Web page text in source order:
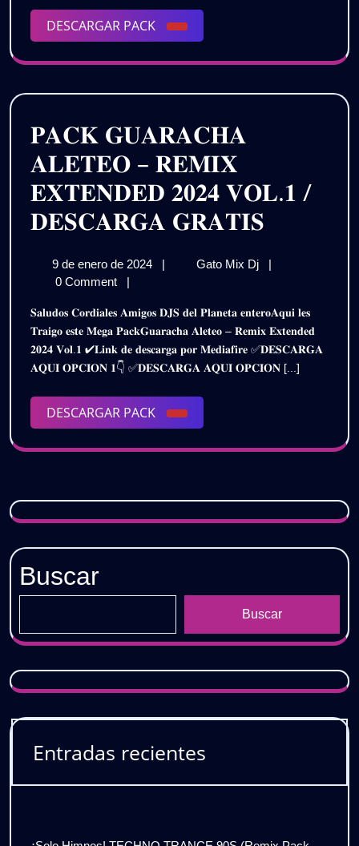
𝗩𝗢𝗟.𝟱
|
𝗗𝗘𝗦𝗖𝗔𝗥𝗚𝗔
𝗚𝗥𝗔𝗧𝗜𝗦
DESCARGAR PACK
DESCARGAR
PACK
𝐏𝐀𝐂𝐊 𝐆𝐔𝐀𝐑𝐀𝐂𝐇𝐀
𝐀𝐋𝐄𝐓𝐄𝐎 – 𝐑𝐄𝐌𝐈𝐗
𝐄𝐗𝐓𝐄𝐍𝐃𝐄𝐃 𝟐𝟎𝟐𝟒 𝐕𝐎𝐋.𝟏 /
𝐃𝐄𝐒𝐂𝐀𝐑𝐆𝐀 𝐆𝐑𝐀𝐓𝐈𝐒
–
𝐑𝐄𝐌𝐈𝐗
/
𝐆𝐑𝐀𝐓𝐈𝐒
9 de enero de 2024
de
2024
| Gato Mix Dj
𝐏𝐀𝐂𝐊
–
𝐑𝐄𝐌𝐈𝐗
𝐄𝐗𝐓𝐄𝐍𝐃𝐄𝐃
𝟐𝟎𝟐𝟒
|
0 Comment
|
𝐒𝐚𝐥𝐮𝐝𝐨𝐬 𝐂𝐨𝐫𝐝𝐢𝐚𝐥𝐞𝐬 𝐀𝐦𝐢𝐠𝐨𝐬 𝐃𝐉𝐒 𝐝𝐞𝐥 𝐏𝐥𝐚𝐧𝐞𝐭𝐚 𝐞𝐧𝐭𝐞𝐫𝐨𝐀𝐪𝐮𝐢 𝐥𝐞𝐬
𝐓𝐫𝐚𝐢𝐠𝐨 𝐞𝐬𝐭𝐞 𝐌𝐞𝐠𝐚 𝐏𝐚𝐜𝐤𝐆𝐮𝐚𝐫𝐚𝐜𝐡𝐚 𝐀𝐥𝐞𝐭𝐞𝐨 – 𝐑𝐞𝐦𝐢𝐱 𝐄𝐱𝐭𝐞𝐧𝐝𝐞𝐝
𝟐𝟎𝟐𝟒 𝐕𝐨𝐥.𝟏 ✔𝐋𝐢𝐧𝐤 𝐝𝐞 𝐝𝐞𝐬𝐜𝐚𝐫𝐠𝐚 𝐩𝐨𝐫 𝐌𝐞𝐝𝐢𝐚𝐟𝐢𝐫𝐞 ✅𝐃𝐄𝐒𝐂𝐀𝐑𝐆𝐀
𝐀𝐐𝐔𝐈 𝐎𝐏𝐂𝐈𝐎𝐍 𝟏👇 ✅𝐃𝐄𝐒𝐂𝐀𝐑𝐆𝐀 𝐀𝐐𝐔𝐈 𝐎𝐏𝐂𝐈𝐎𝐍 [...]
DESCARGAR PACK
DESCARGAR
PACK
Buscar
Buscar
Entradas recientes